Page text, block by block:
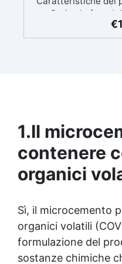
€
1.Il
contenere
organici
Sì, il microcemento
organici volatili
formulazione del
sostanze chimiche